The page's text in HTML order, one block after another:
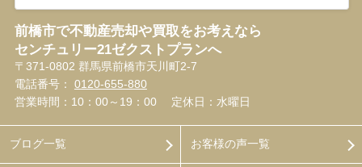
前橋市で不動産売却や買取をお考えなら
センチュリー21ゼクストプランへ
〒371-0802 群馬県前橋市天川町2-7
電話番号： 0120-655-880
営業時間：10：00～19：00
定休日：水曜日
ブログ一覧 お客様の声一覧